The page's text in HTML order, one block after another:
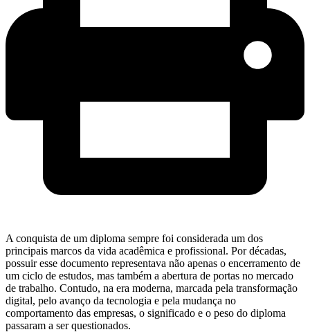
A conquista de um diploma sempre foi considerada um dos
principais marcos da vida acadêmica e profissional. Por décadas,
possuir esse documento representava não apenas o encerramento de
um ciclo de estudos, mas também a abertura de portas no mercado
de trabalho. Contudo, na era moderna, marcada pela transformação
digital, pelo avanço da tecnologia e pela mudança no
comportamento das empresas, o significado e o peso do diploma
passaram a ser questionados.